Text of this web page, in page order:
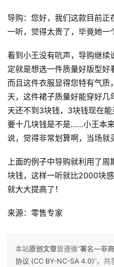
碎
念
推
荐
&
工
具
关
&
留
言
登录
导购：您好，我们这款目前
一听，觉得太贵了，毕竟她一
看到小王没有吭声，导购继续
定就是想选一件质量好版型好
而且这件衣服显得您特有气
天，这件裙子质量好能穿好
天还不到3块钱，3块钱现在
要十几块钱是不是……小王本
说，觉得非常划算啊，当场就
上面的例子中导购就利用了
块钱，这样一听就比2000块
就大大提高了！
来源：零售专家
本站原创文章皆遵循“署名—非
协议 (CC BY-NC-SA 4.0)”。共